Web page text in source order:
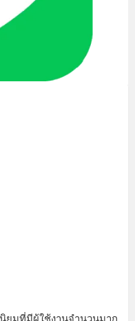
ยมที่มีผู้ใช้งานจำนวนมาก